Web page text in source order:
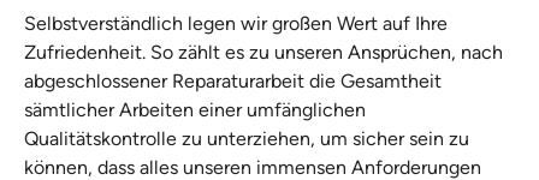
Selbstverständlich legen wir großen Wert auf Ihre
Zufriedenheit. So zählt es zu unseren Ansprüchen, nach
abgeschlossener Reparaturarbeit die Gesamtheit
sämtlicher Arbeiten einer umfänglichen
Qualitätskontrolle zu unterziehen, um sicher sein zu
können, dass alles unseren immensen Anforderungen